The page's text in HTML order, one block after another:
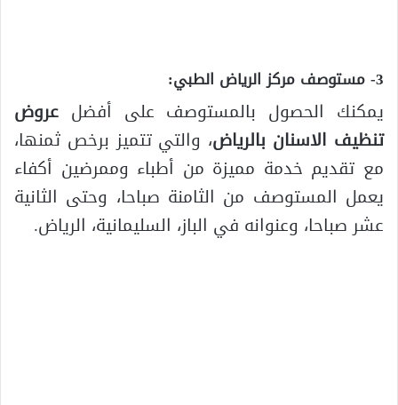
3- مستوصف مركز الرياض الطبي:
يمكنك الحصول بالمستوصف على أفضل عروض
تنظيف الاسنان بالرياض، والتي تتميز برخص ثمنها،
مع تقديم خدمة مميزة من أطباء وممرضين أكفاء
يعمل المستوصف من الثامنة صباحا، وحتى الثانية
عشر صباحا، وعنوانه في الباز، السليمانية، الرياض.